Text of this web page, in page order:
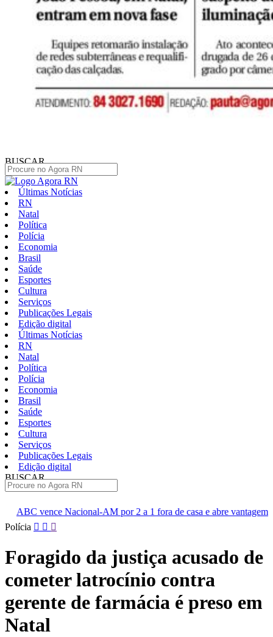
BUSCAR
Últimas Notícias
RN
Natal
Política
Polícia
Economia
Brasil
Saúde
Esportes
Cultura
Serviços
Publicações Legais
Edição digital
Últimas Notícias
RN
Natal
Política
Polícia
Economia
Brasil
Saúde
Esportes
Cultura
Serviços
Publicações Legais
Edição digital
BUSCAR
AM por 2 a 1 fora de casa e abre vantagem nas quartas
Cine
Pular
conteúdo
Polícia
Foragido da justiça acusado de
cometer latrocínio contra
gerente de farmácia é preso em
Natal